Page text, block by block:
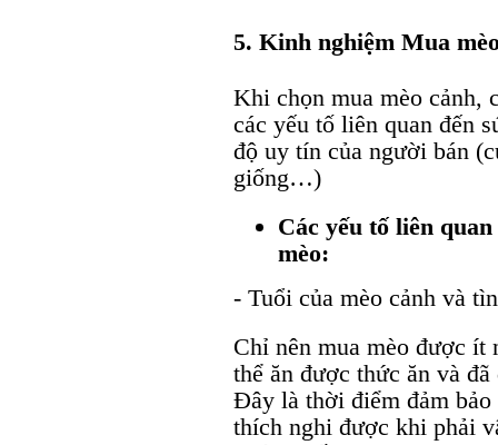
5. Kinh nghiệm Mua
Khi chọn mua mèo cảnh,
các yếu tố liên quan đến
độ uy tín của người bán
giống…)
Các yếu tố liên
mèo:
- Tuổi của mèo cảnh và
Chỉ nên mua mèo được ít
thể ăn được thức ăn và
Đây là thời điểm đảm bảo
thích nghi được khi phải